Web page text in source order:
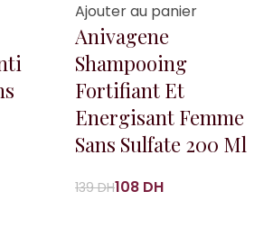
Ajouter au panier
Anivagene
Shampooing
Fortifiant Et
Energisant Femme
Sans Sulfate 200 Ml
139DH108 DH